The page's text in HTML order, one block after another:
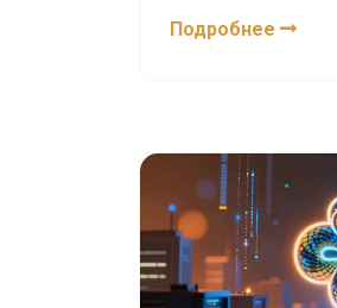
реально
Подробнее